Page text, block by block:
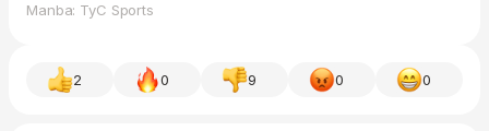
Manba: TyC Sports
2 0 9 0 0